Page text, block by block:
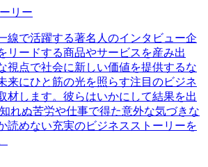
リー
線で活躍する著名人のインタビュー企
リードする商品やサービスを産み出
視点で社会に新しい価値を提供するな
来にひと筋の光を照らす注目のビジネ
材します。彼らはいかにして結果を出
れぬ苦労や仕事で得た意外な気づきな
読めない充実のビジネスストーリーを